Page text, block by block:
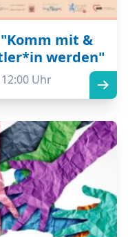
mit &
werden"
Uhr